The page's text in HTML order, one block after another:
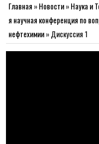
Главная »Новости»Наука и
я научная конференция по
нефтехимии»Дискуссия 1